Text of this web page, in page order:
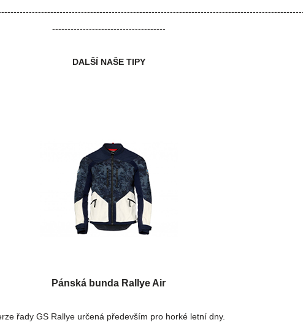
-------------------------------------
DALŠÍ NAŠE TIPY
Pánská bunda Rallye Air
řady GS Rallye určená především pro horké letní dny.